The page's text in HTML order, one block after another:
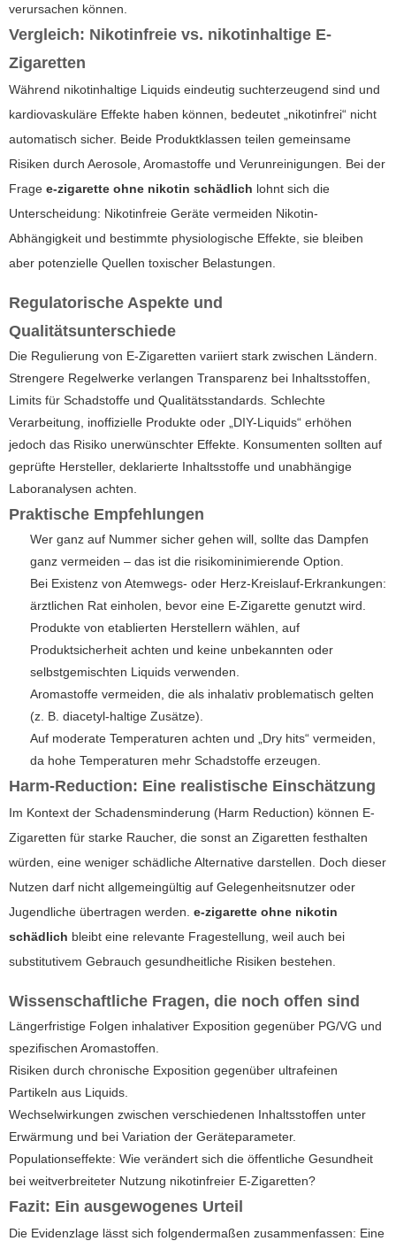
verursachen können.
Vergleich: Nikotinfreie vs. nikotinhaltige E-
Zigaretten
Während nikotinhaltige Liquids eindeutig suchterzeugend sind und
kardiovaskuläre Effekte haben können, bedeutet „nikotinfrei“ nicht
automatisch sicher. Beide Produktklassen teilen gemeinsame
Risiken durch Aerosole, Aromastoffe und Verunreinigungen. Bei der
Frage e-zigarette ohne nikotin schädlich lohnt sich die
Unterscheidung: Nikotinfreie Geräte vermeiden Nikotin-
Abhängigkeit und bestimmte physiologische Effekte, sie bleiben
aber potenzielle Quellen toxischer Belastungen.
Regulatorische Aspekte und
Qualitätsunterschiede
Die Regulierung von E-Zigaretten variiert stark zwischen Ländern.
Strengere Regelwerke verlangen Transparenz bei Inhaltsstoffen,
Limits für Schadstoffe und Qualitätsstandards. Schlechte
Verarbeitung, inoffizielle Produkte oder „DIY-Liquids“ erhöhen
jedoch das Risiko unerwünschter Effekte. Konsumenten sollten auf
geprüfte Hersteller, deklarierte Inhaltsstoffe und unabhängige
Laboranalysen achten.
Praktische Empfehlungen
Wer ganz auf Nummer sicher gehen will, sollte das Dampfen
ganz vermeiden – das ist die risikominimierende Option.
Bei Existenz von Atemwegs- oder Herz-Kreislauf-Erkrankungen:
ärztlichen Rat einholen, bevor eine E-Zigarette genutzt wird.
Produkte von etablierten Herstellern wählen, auf
Produktsicherheit achten und keine unbekannten oder
selbstgemischten Liquids verwenden.
Aromastoffe vermeiden, die als inhalativ problematisch gelten
(z. B. diacetyl-haltige Zusätze).
Auf moderate Temperaturen achten und „Dry hits“ vermeiden,
da hohe Temperaturen mehr Schadstoffe erzeugen.
Harm-Reduction: Eine realistische Einschätzung
Im Kontext der Schadensminderung (Harm Reduction) können E-
Zigaretten für starke Raucher, die sonst an Zigaretten festhalten
würden, eine weniger schädliche Alternative darstellen. Doch dieser
Nutzen darf nicht allgemeingültig auf Gelegenheitsnutzer oder
Jugendliche übertragen werden. e-zigarette ohne nikotin
schädlich bleibt eine relevante Fragestellung, weil auch bei
substitutivem Gebrauch gesundheitliche Risiken bestehen.
Wissenschaftliche Fragen, die noch offen sind
Längerfristige Folgen inhalativer Exposition gegenüber PG/VG und
spezifischen Aromastoffen.
Risiken durch chronische Exposition gegenüber ultrafeinen
Partikeln aus Liquids.
Wechselwirkungen zwischen verschiedenen Inhaltsstoffen unter
Erwärmung und bei Variation der Geräteparameter.
Populationseffekte: Wie verändert sich die öffentliche Gesundheit
bei weitverbreiteter Nutzung nikotinfreier E-Zigaretten?
Fazit: Ein ausgewogenes Urteil
Die Evidenzlage lässt sich folgendermaßen zusammenfassen: Eine